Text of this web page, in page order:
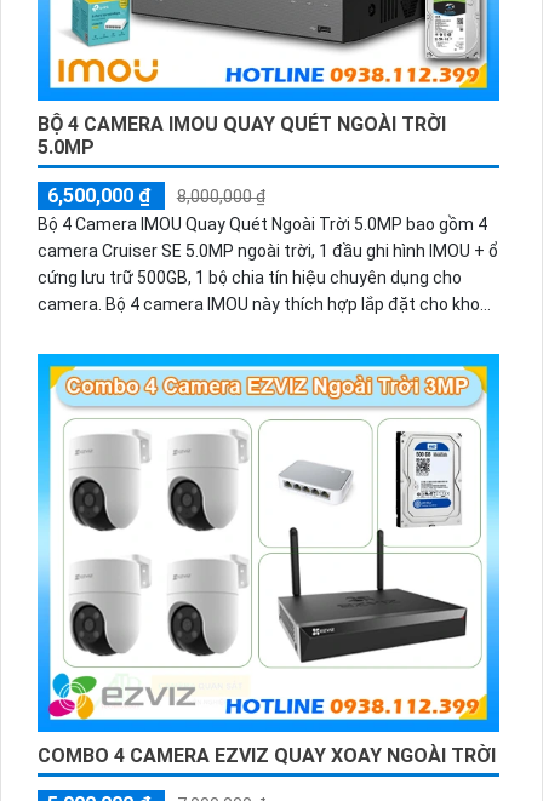
BỘ 4 CAMERA IMOU QUAY QUÉT NGOÀI TRỜI
5.0MP
6,500,000 ₫
8,000,000 ₫
Bộ 4 Camera IMOU Quay Quét Ngoài Trời 5.0MP bao gồm 4
camera Cruiser SE 5.0MP ngoài trời, 1 đầu ghi hình IMOU + ổ
cứng lưu trữ 500GB, 1 bộ chia tín hiệu chuyên dụng cho
camera. Bộ 4 camera IMOU này thích hợp lắp đặt cho kho
trời.
COMBO 4 CAMERA EZVIZ QUAY XOAY NGOÀI TRỜI